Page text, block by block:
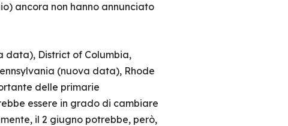
ancora non hanno annunciato
data), District of Columbia,
(nuova data), Rhode
delle primarie
essere in grado di cambiare
il 2 giugno potrebbe, però,